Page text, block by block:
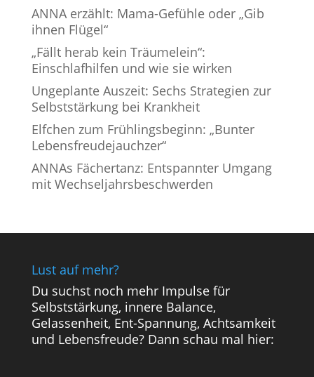
ANNA erzählt: Mama-Gefühle oder „Gib
ihnen Flügel“
„Fällt herab kein Träumelein“:
Einschlafhilfen und wie sie wirken
Ungeplante Auszeit: Sechs Strategien zur
Selbststärkung bei Krankheit
Elfchen zum Frühlingsbeginn: „Bunter
Lebensfreudejauchzer“
ANNAs Fächertanz: Entspannter Umgang
mit Wechseljahrsbeschwerden
Lust auf mehr?
Du suchst noch mehr Impulse für
Selbststärkung, innere Balance,
Gelassenheit, Ent-Spannung, Achtsamkeit
und Lebensfreude? Dann schau mal hier: